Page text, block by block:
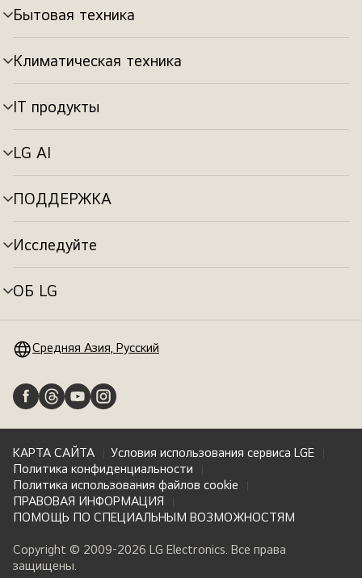
Бытовая техника
Переключатель
меню
Климатическая техника
Переключатель
меню
IT продукты
Переключатель
меню
LG AI
Переключатель
меню
ПОДДЕРЖКА
Переключатель
меню
Исследуйте
Переключатель
меню
ОБ LG
Переключатель
Средняя Азия, Русский
КАРТА САЙТА
Условия использования сервиса LGE
Политика конфиденциальности
Политика использования файлов cookie
ПРАВОВАЯ ИНФОРМАЦИЯ
ПОМОЩЬ ПО СПЕЦИАЛЬНЫМ ВОЗМОЖНОСТЯМ
Copyright © 2009-2026 LG Electronics. Все права
защищены.